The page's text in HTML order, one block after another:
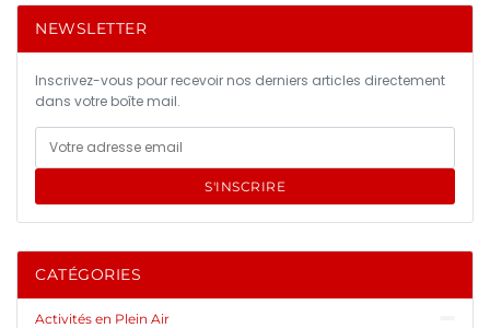
NEWSLETTER
Inscrivez-vous pour recevoir nos derniers articles directement
dans votre boîte mail.
S'INSCRIRE
CATÉGORIES
Activités en Plein Air